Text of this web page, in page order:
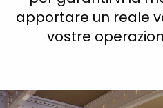
apportare un reale
vostre